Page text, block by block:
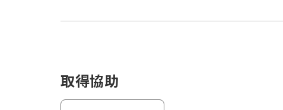
取得協助